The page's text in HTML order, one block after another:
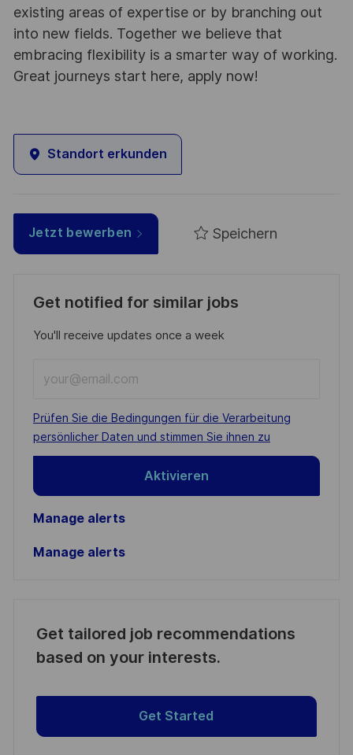
existing areas of expertise or by branching out
into new fields. Together we believe that
embracing flexibility is a smarter way of working.
Great journeys start here, apply now!
Standort erkunden
Jetzt bewerben Speichern
Get notified for similar jobs
You'll receive updates once a week
Email
address
(Required)
Required
Prüfen Sie die Bedingungen für die Verarbeitung
persönlicher Daten und stimmen Sie ihnen zu
Aktivieren
Manage alerts
Manage alerts
Get tailored job recommendations
based on your interests.
Get Started